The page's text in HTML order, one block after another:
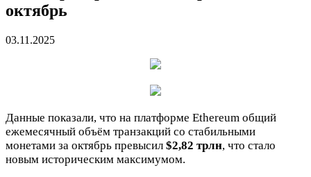
октябрь
03.11.2025
Данные показали, что на платформе Ethereum общий
ежемесячный объём транзакций со стабильными
монетами за октябрь превысил $2,82 трлн, что стало
новым историческим максимумом.